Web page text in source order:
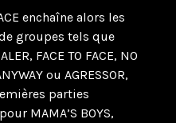
enchaîne alors les
groupes tels que
FACE TO FACE, NO
ou AGRESSOR,
parties
MAMA’S BOYS,